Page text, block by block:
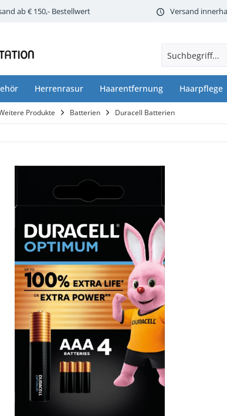
ab € 150,- Bestellwert Versand
Herrenrasur Haarentfernung Haarpflege
Produkte Batterien Duracell Batterien